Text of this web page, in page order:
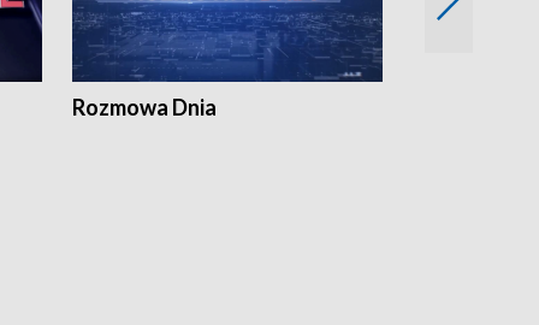
Rozmowa Dnia